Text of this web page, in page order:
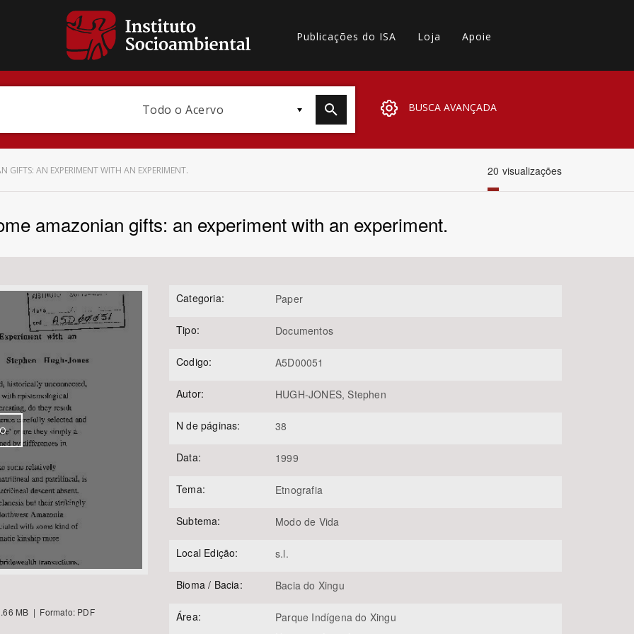
Publicações do ISA Loja Apoie
Todo o Acervo BUSCA AVANÇADA
Bioma / Bacia
GIFTS: AN EXPERIMENT WITH AN EXPERIMENT. 20 visualizações
amazonian gifts: an experiment with an experiment.
MB | Formato: PDF
Categoria: Paper
Tipo: Documentos
Codigo: A5D00051
Autor: HUGH-JONES, Stephen
N de páginas: 38
Data: 1999
Tema: Etnografia
Subtema: Modo de Vida
Local Edição: s.l.
Bioma / Bacia: Bacia do Xingu
Área:
Parque Indígena do Xingu